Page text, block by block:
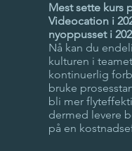
Mest sette kurs
Videocation i
nyoppusset i
Nå kan du
kulturen i
kontinuerlig
bruke
bli mer
dermed levere
på en